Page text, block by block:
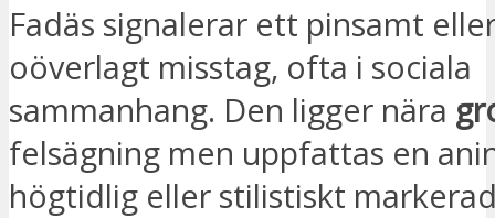
Fadäs signalerar ett pinsamt
oöverlagt misstag, ofta i sociala
sammanhang. Den ligger nära
felsägning men uppfattas en
högtidlig eller stilistiskt